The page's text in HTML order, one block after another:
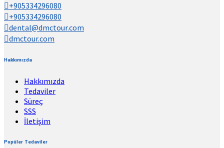
+905334296080
+905334296080
dental@dmctour.com
dmctour.com
Hakkımızda
Hakkımızda
Tedaviler
Süreç
SSS
İletişim
Popüler Tedaviler